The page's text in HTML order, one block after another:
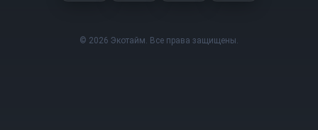
© 2026 Экотайм. Все права защищены.